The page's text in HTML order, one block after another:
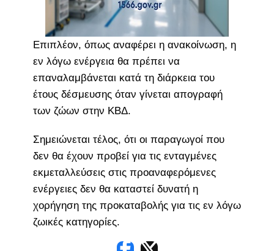
Επιπλέον, όπως αναφέρει η ανακοίνωση, η
εν λόγω ενέργεια θα πρέπει να
επαναλαμβάνεται κατά τη διάρκεια του
έτους δέσμευσης όταν γίνεται απογραφή
των ζώων στην ΚΒΔ.
Σημειώνεται τέλος, ότι οι παραγωγοί που
δεν θα έχουν προβεί για τις ενταγμένες
εκμεταλλεύσεις στις προαναφερόμενες
ενέργειες δεν θα καταστεί δυνατή η
χορήγηση της προκαταβολής για τις εν λόγω
ζωικές κατηγορίες.